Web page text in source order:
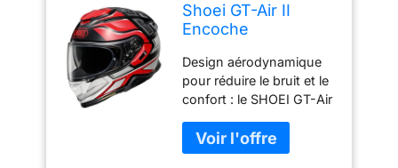
Bluetooth SENA SRL2 et
SRL-MESH, permettant
une connectivité et une
communication faciles
sur la route
Shoei GT-Air II
Encoche
Design aérodynamique
pour réduire le bruit et le
confort : le SHOEI GT-Air
coque élégante et
aérodynamique qui